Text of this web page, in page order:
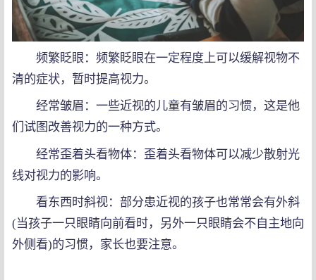
频繁眨眼：频繁眨眼在一定程度上可以缓解视物不
清的症状，暂时提高视力。
经常皱眉：一些近视的儿童有皱眉的习惯，这是他
们试图改善视力的一种方式。
经常歪着头看物体：歪着头看物体可以减少散射光
线对视力的影响。
看东西时斜视：部分患近视的孩子也常常会有外斜
(当孩子一只眼睛向前看时，另外一只眼睛会不自主地向
外侧看)的习惯，家长也要注意。